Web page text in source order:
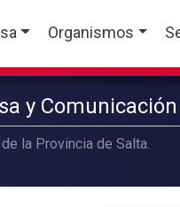
Organismos
y Comunicación
la Provincia de Salta.